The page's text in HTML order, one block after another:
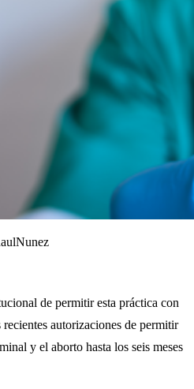
de permitir esta práctica con
recientes autorizaciones de permitir
y el aborto hasta los seis meses